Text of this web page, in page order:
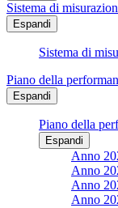
Sistema di
Espandi
Sistema di
Piano della
Espandi
Piano della
Espandi
Anno
Anno
Anno
Anno